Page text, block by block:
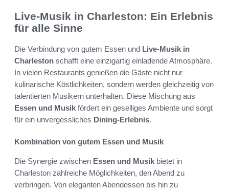
Live-Musik in Charleston: Ein Erlebnis
für alle Sinne
Die Verbindung von gutem Essen und Live-Musik in
Charleston schafft eine einzigartig einladende Atmosphäre.
In vielen Restaurants genießen die Gäste nicht nur
kulinarische Köstlichkeiten, sondern werden gleichzeitig von
talentierten Musikern unterhalten. Diese Mischung aus
Essen und Musik fördert ein geselliges Ambiente und sorgt
für ein unvergessliches Dining-Erlebnis.
Kombination von gutem Essen und Musik
Die Synergie zwischen Essen und Musik bietet in
Charleston zahlreiche Möglichkeiten, den Abend zu
verbringen. Von eleganten Abendessen bis hin zu